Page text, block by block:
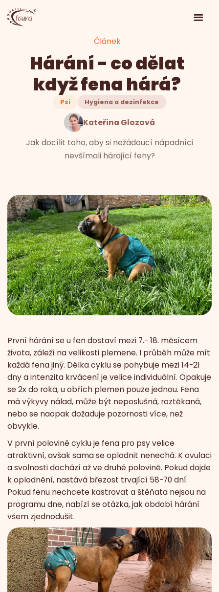
Článek
Hárání - co dělat
když fena hárá?
Psi Hygiena a dezinfekce
Kateřina Glozová
Jak docílit toho, aby si nežádoucí nápadníci
nevšímali hárající feny?
První hárání se u fen dostaví mezi 7.- 18. měsícem
života, záleží na velikosti plemene. I průběh může mít
každá fena jiný. Délka cyklu se pohybuje mezi 14-21
dny a intenzita krvácení je velice individuální. Opakuje
se 2x do roka, u obřích plemen pouze jednou. Fena
má výkyvy nálad, může být neposlušná, roztěkaná,
nebo se naopak dožaduje pozornosti více, než
obvykle.
V první polovině cyklu je fena pro psy velice
atraktivní, avšak sama se oplodnit nenechá. K ovulaci
a svolnosti dochází až ve druhé polovině. Pokud dojde
k oplodnění, nastává březost trvající 58-70 dní.
Pokud fenu nechcete kastrovat a štěňata nejsou na
programu dne, nabízí se otázka, jak období hárání
všem zjednodušit.